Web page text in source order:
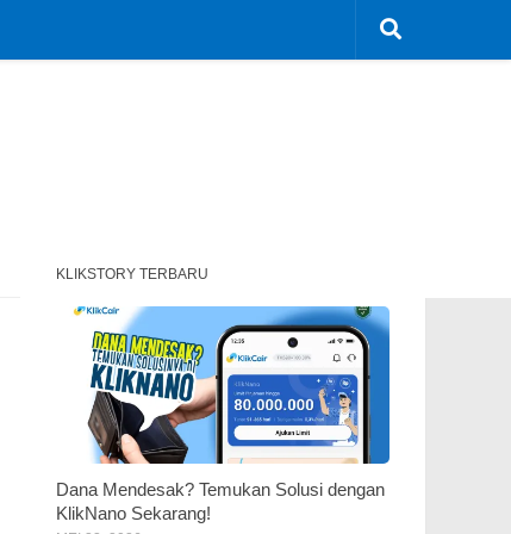
KLIKSTORY TERBARU
Dana Mendesak? Temukan Solusi dengan
KlikNano Sekarang!